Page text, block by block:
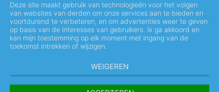
Deze site maakt gebruik van technologieën voor het volgen
van websites van derden om onze services aan te bieden en
voortdurend te verbeteren, en om advertenties weer te geven
op basis van de interesses van gebruikers. Ik ga akkoord en
kan mijn toestemming op elk moment met ingang van de
toekomst intrekken of wijzigen.
WEIGEREN